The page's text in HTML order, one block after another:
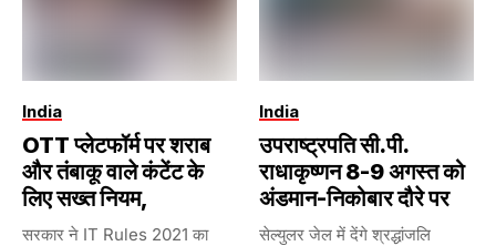
India
OTT प्लेटफॉर्म पर शराब
और तंबाकू वाले कंटेंट के
लिए सख्त नियम,
सरकार ने IT Rules 2021 का
India
उपराष्ट्रपति सी.पी.
राधाकृष्णन 8-9 अगस्त को
अंडमान-निकोबार दौरे पर
सेल्युलर जेल में देंगे श्रद्धांजलि